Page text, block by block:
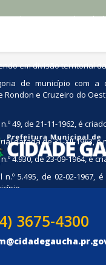
a denominação de
em divisão territorial
de município com a
Rondon e Cruzeiro do
49, de 21-11-1962, é
datada de 31-XII-1963,
4.930, de 23-09-1964,
n.º 5.495, de 02-02-
5.704, de 13-11-1967,
datada de 31-XII-1968,
em divisão territorial
3675-4300